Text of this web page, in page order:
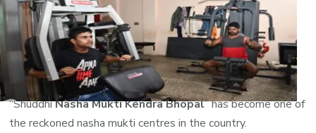
best treatment to quit drug and alcohol you will only get
here in our deaddiction center in Maihar. Our Rehabilitation
center in Bhopal is one of the best rehab in all over MP.
Nasha Mukti Maihar Contact Number 09981665001.
Powered by our expertise and competence,
“ShuddhiNasha Mukti Kendra Bhopal” has become one of
the reckoned nasha mukti centres in the country.